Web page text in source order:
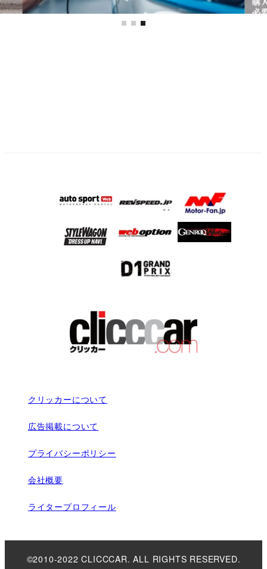
クリッカーについて
広告掲載について
プライバシーポリシー
会社概要
ライタープロフィール
©2010-2022 CLICCCAR. ALL RIGHTS RESERVED.